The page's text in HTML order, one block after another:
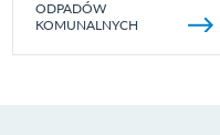
ODPADÓW
KOMUNALNYCH